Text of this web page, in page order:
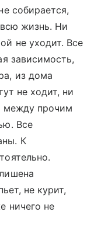
собирается,
жизнь. Ни
не уходит. Все
зависимость,
из дома
не ходит, ни
между прочим
Все
К
не курит,
ничего не